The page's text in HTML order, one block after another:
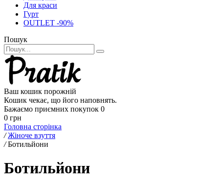
Для краси
Гурт
OUTLET -90%
Пошук
Ваш кошик порожній
Кошик чекає, що його наповнять.
Бажаємо приємних покупок 0
0 грн
Головна сторінка
/ Жіноче взуття
/ Ботильйони
Ботильйони